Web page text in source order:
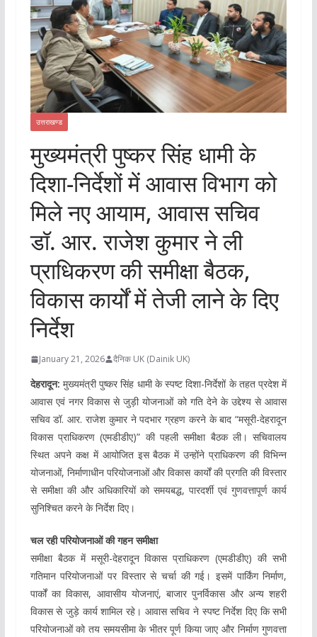
उत्तराखण्ड
मुख्यमंत्री पुष्कर सिंह धामी के
दिशा-निर्देशों में आवास विभाग को
मिले नए आयाम, आवास सचिव
डॉ. आर. राजेश कुमार ने ली
प्राधिकरण की समीक्षा बैठक,
विकास कार्यों में तेजी लाने के दिए
निर्देश
January 21, 2026 दैनिक UK (Dainik UK)
देहरादून: मुख्यमंत्री पुष्कर सिंह धामी के स्पष्ट दिशा-निर्देशों के तहत प्रदेश में
आवास एवं नगर विकास से जुड़ी योजनाओं को गति देने के उद्देश्य से आवास
सचिव डॉ. आर. राजेश कुमार ने पदभार ग्रहण करने के बाद “मसूरी-देहरादून
विकास प्राधिकरण (एमडीडीए)” की पहली समीक्षा बैठक ली। सचिवालय
स्थित अपने कक्ष में आयोजित इस बैठक में उन्होंने प्राधिकरण की विभिन्न
योजनाओं, निर्माणाधीन परियोजनाओं और विकास कार्यों की प्रगति की विस्तार
से समीक्षा की और अधिकारियों को समयबद्ध, पारदर्शी एवं गुणवत्तापूर्ण कार्य
सुनिश्चित करने के निर्देश दिए।
चल रही परियोजनाओं की गहन समीक्षा
समीक्षा बैठक में मसूरी-देहरादून विकास प्राधिकरण (एमडीडीए) की सभी
गतिमान परियोजनाओं पर विस्तार से चर्चा की गई। इसमें पार्किंग निर्माण,
पार्कों का विकास, आवासीय योजनाएं, बाजार पुनर्विकास और अन्य शहरी
विकास से जुड़े कार्य शामिल रहे। आवास सचिव ने स्पष्ट निर्देश दिए कि सभी
परियोजनाओं को तय समयसीमा के भीतर पूर्ण किया जाए और निर्माण गुणवत्ता